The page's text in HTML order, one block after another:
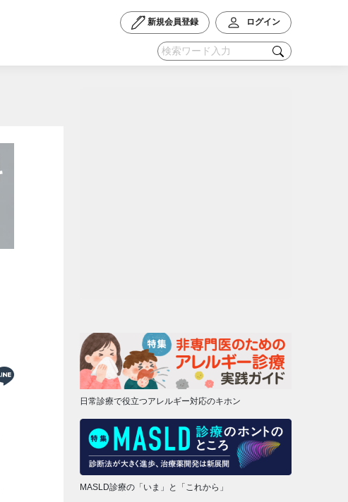
新規会員登録 ログイン
日常診療で役立つアレルギー対応のキホン
MASLD診療の「いま」と「これから」